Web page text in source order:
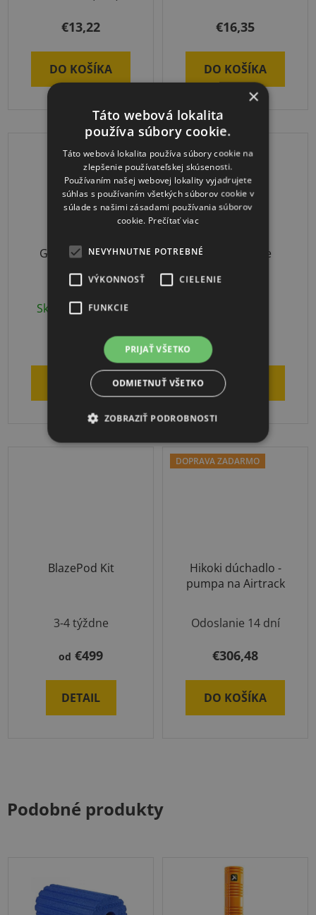
€13,22
DO KOŠÍKA
€16,35
DO KOŠÍKA
Granát gumový
Skladom (>10 ks)
DO KOŠÍKA
DOPRAVA ZADARMO
Sport-Thieme
bedmintonový set
DO KOŠÍKA
BlazePod Kit
3-4 týždne
od €499
DETAIL
DOPRAVA ZADARMO
Hikoki dúchadlo -
pumpa na Airtrack
Odoslanie 14 dní
€306,48
DO KOŠÍKA
Podobné produkty
×
Táto webová lokalita
používa súbory cookie.
Táto webová lokalita používa súbory cookie na
zlepšenie používateľskej skúsenosti.
Používaním našej webovej lokality vyjadrujete
súhlas s používaním všetkých súborov cookie v
súlade s našimi zásadami používania súborov
cookie. Prečítať viac
NEVYHNUTNE POTREBNÉ
VÝKONNOSŤ CIELENIE
FUNKCIE
PRIJAŤ VŠETKO
ODMIETNUŤ VŠETKO
ZOBRAZIŤ PODROBNOSTI